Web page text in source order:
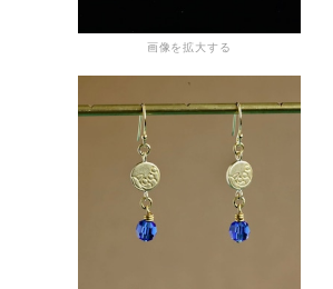
画像を拡大する